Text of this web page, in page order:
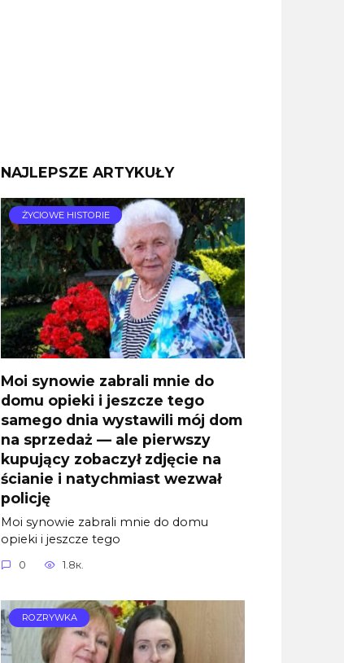
NAJLEPSZE ARTYKUŁY
ŻYCIOWE HISTORIE
Moi synowie zabrali mnie do
domu opieki i jeszcze tego
samego dnia wystawili mój dom
na sprzedaż — ale pierwszy
kupujący zobaczył zdjęcie na
ścianie i natychmiast wezwał
policję
Moi synowie zabrali mnie do domu
opieki i jeszcze tego
0 1.8к.
ROZRYWKA